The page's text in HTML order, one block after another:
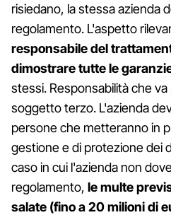
risiedano, la stessa azienda
regolamento. L'aspetto
responsabile del
dimostrare tutte le
stessi. Responsabilità che
soggetto terzo. L'azienda
persone che metteranno in
gestione e di protezione dei
caso in cui l'azienda non
regolamento, le multe
salate (fino a 20 milioni di